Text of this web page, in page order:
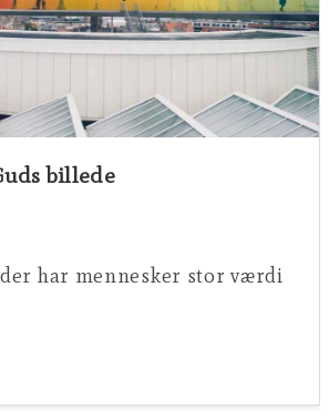
billede
har mennesker stor værdi